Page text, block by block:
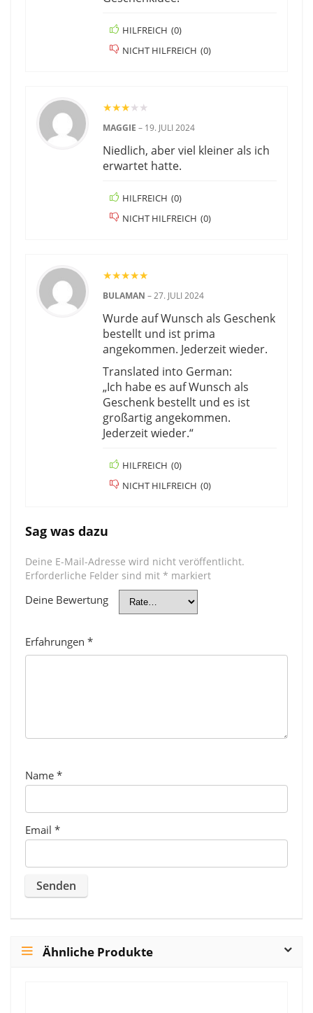
HILFREICH (0)
NICHT HILFREICH (0)
★★★★ ★
MAGGIE – 19. JULI 2024
Niedlich, aber viel kleiner als ich
erwartet hatte.
HILFREICH (0)
NICHT HILFREICH (0)
★★★★★
BULAMAN –27. JULI 2024
Wurde auf Wunsch als Geschenk
bestellt und ist prima
angekommen. Jederzeit wieder.
Translated into German:
„Ich habe es auf Wunsch als
Geschenk bestellt und es ist
großartig angekommen.
Jederzeit wieder.“
HILFREICH (0)
NICHT HILFREICH (0)
Sag was dazu
Deine E-Mail-Adresse wird nicht veröffentlicht.
Erforderliche Felder sind mit * markiert
Deine Bewertung
Erfahrungen *
Name *
Email *
Ähnliche Produkte